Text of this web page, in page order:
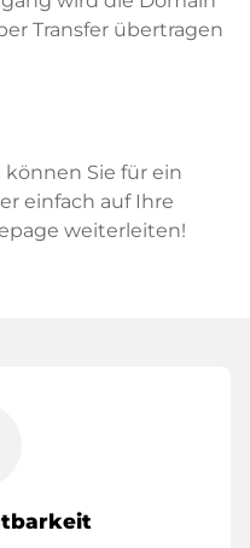
Transfer übertragen
Sie für ein
einfach auf Ihre
weiterleiten!